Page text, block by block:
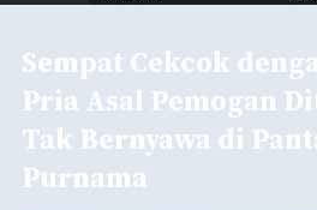
Sempat Cekcok
Pria Asal Pemogan
Tak Bernyawa di
Purnama